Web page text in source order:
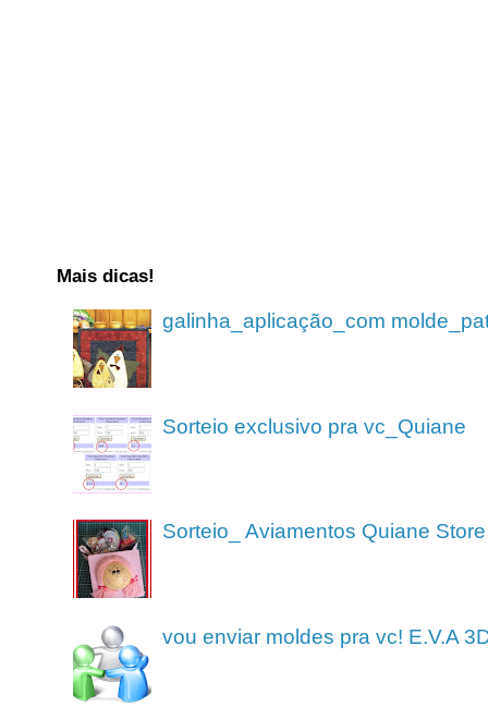
Mais dicas!
galinha_aplicação_com
Sorteio exclusivo pra vc_Quiane
Sorteio_ Aviamentos Quiane Store
vou enviar moldes pra vc! E.V.A